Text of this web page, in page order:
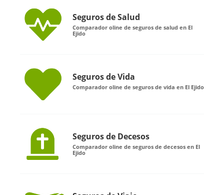
Seguros de Salud
Comparador oline de seguros de salud en El
Ejido
Seguros de Vida
Comparador oline de seguros de vida en El Ejido
Seguros de Decesos
Comparador oline de seguros de decesos en El
Ejido